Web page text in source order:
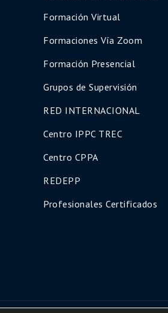
Formación Virtual
Formaciones Vía Zoom
Formación Presencial
Grupos de Supervisión
RED INTERNACIONAL
Centro IPPC TREC
Centro CPPA
REDEPP
Profesionales Certificados